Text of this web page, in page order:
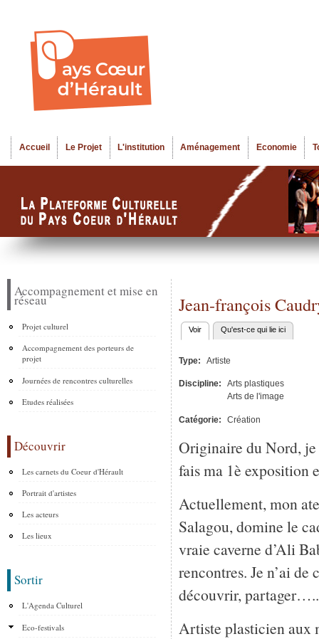
Menu principal
Accueil Le Projet L'institution Aménagement Economie
Accompagnement et mise en
réseau
Projet culturel
Accompagnement des porteurs de
projet
Journées de rencontres culturelles
Etudes réalisées
Découvrir
Les carnets du Coeur d'Hérault
Portrait d'artistes
Les acteurs
Les lieux
Sortir
L'Agenda Culturel
Eco-festivals
Jean-françois
Onglets principaux
Voir (onglet actif)
Qu'est-ce qui lie ici
Type: Artiste
Discipline:
Arts plastiques
Arts de l'image
Catégorie: Création
Originaire du Nord, je
fais ma 1è exposition
Actuellement, mon
Salagou, domine le
vraie caverne d’Ali
rencontres. Je n’ai de
découvrir, partager…..
Artiste plasticien aux